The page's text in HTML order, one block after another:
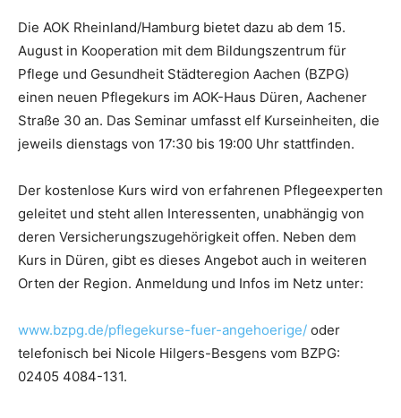
Die AOK Rheinland/Hamburg bietet dazu ab dem 15.
August in Kooperation mit dem Bildungszentrum für
Pflege und Gesundheit Städteregion Aachen (BZPG)
einen neuen Pflegekurs im AOK-Haus Düren, Aachener
Straße 30 an. Das Seminar umfasst elf Kurseinheiten, die
jeweils dienstags von 17:30 bis 19:00 Uhr stattfinden.
Der kostenlose Kurs wird von erfahrenen Pflegeexperten
geleitet und steht allen Interessenten, unabhängig von
deren Versicherungszugehörigkeit offen. Neben dem
Kurs in Düren, gibt es dieses Angebot auch in weiteren
Orten der Region. Anmeldung und Infos im Netz unter:
www.bzpg.de/pflegekurse-fuer-angehoerige/ oder
telefonisch bei Nicole Hilgers-Besgens vom BZPG:
02405 4084-131.